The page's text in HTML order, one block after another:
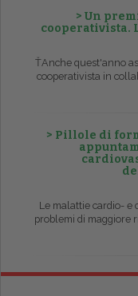
> Un
cooperativista.
ŤAnche quest'anno
cooperativista in
> Pillole di
Le malattie cardio- e
problemi di maggiore